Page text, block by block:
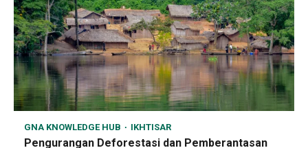
GNA KNOWLEDGE HUB IKHTISAR
Pengurangan Deforestasi dan Pemberantasan